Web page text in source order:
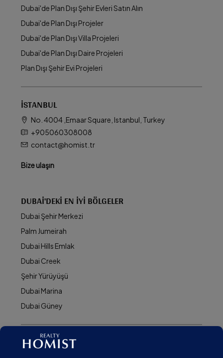
Dubai'de Plan Dışı Şehir Evleri Satın Alın
Dubai'de Plan Dışı Projeler
Dubai'de Plan Dışı Villa Projeleri
Dubai'de Plan Dışı Daire Projeleri
Plan Dışı Şehir Evi Projeleri
İSTANBUL
No. 4004 ,Emaar Square, Istanbul, Turkey
+905060308008
contact@homist.tr
Bize ulaşın
DUBAI'DEKI EN İYI BÖLGELER
Dubai Şehir Merkezi
Palm Jumeirah
Dubai Hills Emlak
Dubai Creek
Şehir Yürüyüşü
Dubai Marina
Dubai Güney